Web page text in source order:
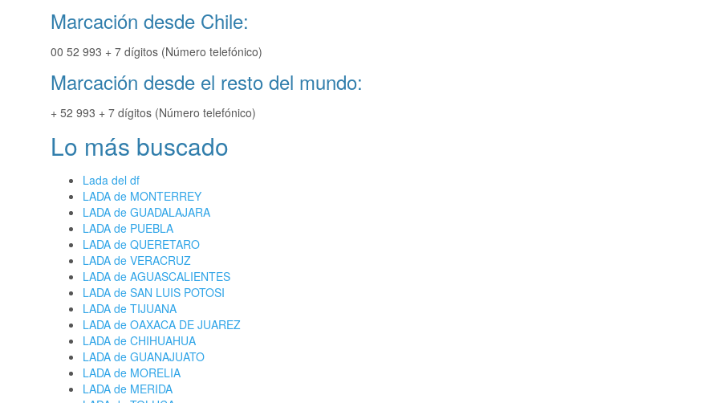
Marcación desde Chile:
00 52 993 + 7 dígitos (Número telefónico)
Marcación desde el resto del mundo:
+ 52 993 + 7 dígitos (Número telefónico)
Lo más buscado
Lada del df
LADA de MONTERREY
LADA de GUADALAJARA
LADA de PUEBLA
LADA de QUERETARO
LADA de VERACRUZ
LADA de AGUASCALIENTES
LADA de SAN LUIS POTOSI
LADA de TIJUANA
LADA de OAXACA DE JUAREZ
LADA de CHIHUAHUA
LADA de GUANAJUATO
LADA de MORELIA
LADA de MERIDA